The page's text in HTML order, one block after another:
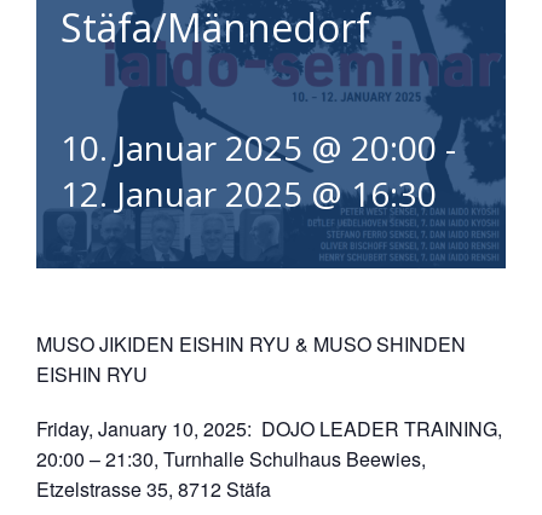
Stäfa/Männedorf
10. Januar 2025 @ 20:00 -
12. Januar 2025 @ 16:30
MUSO JIKIDEN EISHIN RYU & MUSO SHINDEN
EISHIN RYU
Friday, January 10, 2025: DOJO LEADER TRAINING,
20:00 – 21:30, Turnhalle Schulhaus Beewies,
Etzelstrasse 35, 8712 Stäfa